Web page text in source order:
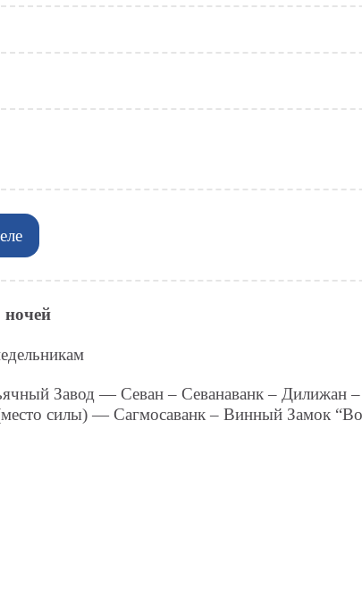
ночей
Завод — Севан – Севанаванк – Дилижан
силы) — Сагмосаванк – Винный Замок